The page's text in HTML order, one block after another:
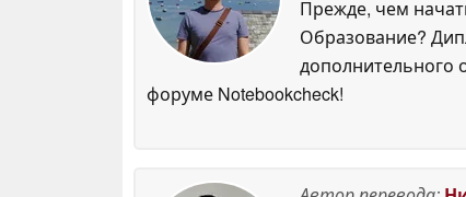
Прежде, чем
Образование?
дополнительного
форуме Notebookcheck!